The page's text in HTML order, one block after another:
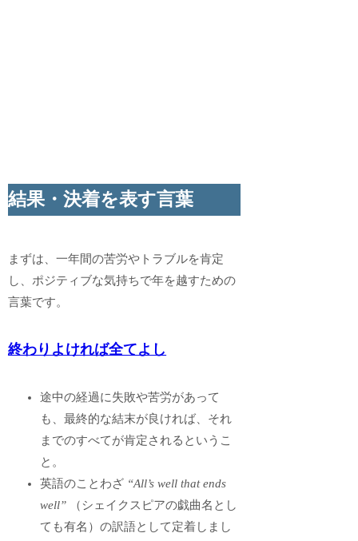
結果・決着を表す言葉
まずは、一年間の苦労やトラブルを肯定
し、ポジティブな気持ちで年を越すための
言葉です。
終わりよければ全てよし
途中の経過に失敗や苦労があって
も、最終的な結末が良ければ、それ
までのすべてが肯定されるというこ
と。
英語のことわざ “All’s well that ends
well” （シェイクスピアの戯曲名とし
ても有名）の訳語として定着しまし